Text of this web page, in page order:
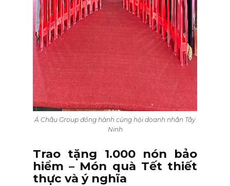
Á Châu Group đồng hành cùng hội doanh nhân Tây
Ninh
Trao tặng 1.000 nón bảo
hiểm – Món quà Tết thiết
thực và ý nghĩa